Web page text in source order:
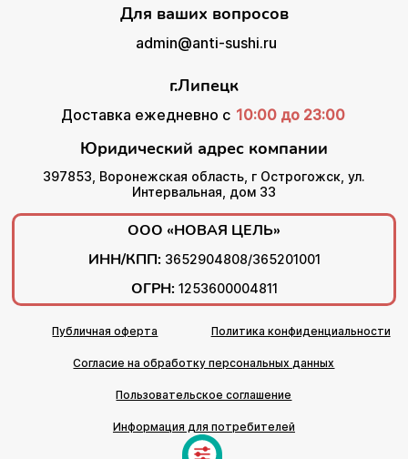
Для ваших вопросов
admin@anti-sushi.ru
г.Липецк
Доставка ежедневно с 10:00 до 23:00
Юридический адрес компании
397853, Воронежская область, г Острогожск, ул.
Интервальная, дом 33
ООО «НОВАЯ ЦЕЛЬ»
ИНН/КПП: 3652904808/365201001
ОГРН: 1253600004811
Публичная оферта Политика конфиденциальности
Согласие на обработку персональных данных
Пользовательское соглашение
Информация для потребителей